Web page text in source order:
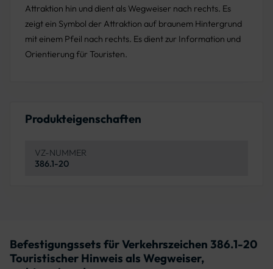
Attraktion hin und dient als Wegweiser nach rechts. Es
zeigt ein Symbol der Attraktion auf braunem Hintergrund
mit einem Pfeil nach rechts. Es dient zur Information und
Orientierung für Touristen.
Produkteigenschaften
VZ-NUMMER
386.1-20
Befestigungssets für Verkehrszeichen 386.1-20
Touristischer Hinweis als Wegweiser,